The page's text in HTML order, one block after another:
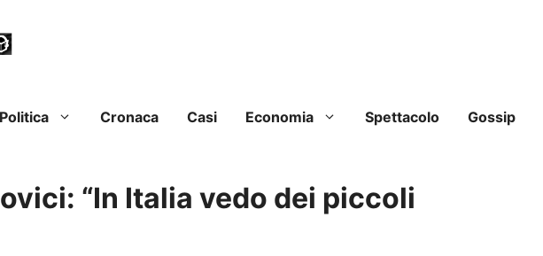
Politica Cronaca Casi Economia Spettacolo Gossip
“In Italia vedo dei piccoli